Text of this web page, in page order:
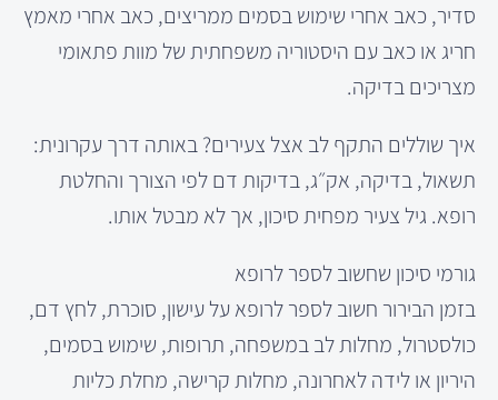
סדיר, כאב אחרי שימוש בסמים ממריצים, כאב אחרי מאמץ
חריג או כאב עם היסטוריה משפחתית של מוות פתאומי
מצריכים בדיקה.
איך שוללים התקף לב אצל צעירים? באותה דרך עקרונית:
תשאול, בדיקה, אק״ג, בדיקות דם לפי הצורך והחלטת
רופא. גיל צעיר מפחית סיכון, אך לא מבטל אותו.
גורמי סיכון שחשוב לספר לרופא
בזמן הבירור חשוב לספר לרופא על עישון, סוכרת, לחץ דם,
כולסטרול, מחלות לב במשפחה, תרופות, שימוש בסמים,
היריון או לידה לאחרונה, מחלות קרישה, מחלת כליות